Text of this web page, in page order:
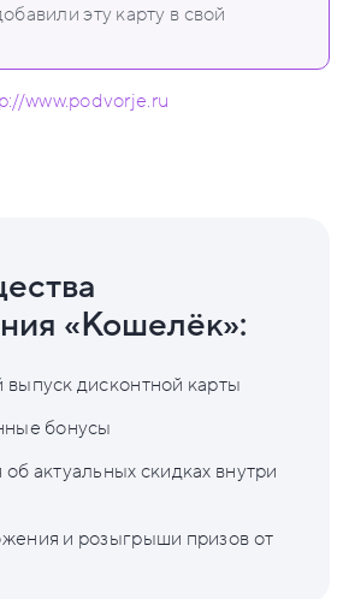
эту карту в свой
www.podvorje.ru
«Кошелёк»:
дисконтной карты
бонусы
актуальных скидках внутри
и розыгрыши призов от